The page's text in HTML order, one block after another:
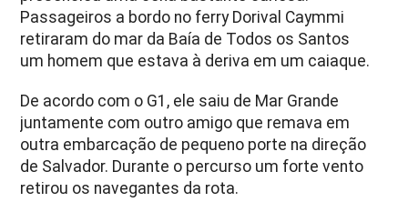
Passageiros a bordo no ferry Dorival Caymmi
retiraram do mar da Baía de Todos os Santos
um homem que estava à deriva em um caiaque.
De acordo com o G1, ele saiu de Mar Grande
juntamente com outro amigo que remava em
outra embarcação de pequeno porte na direção
de Salvador. Durante o percurso um forte vento
retirou os navegantes da rota.